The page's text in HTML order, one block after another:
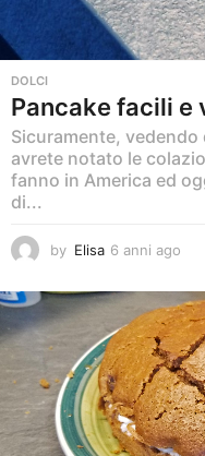
DOLCI
Pancake facili e
Sicuramente,
avrete notato le
fanno in America ed
di...
by Elisa 6 anni ago
n
n
i
a
g
o